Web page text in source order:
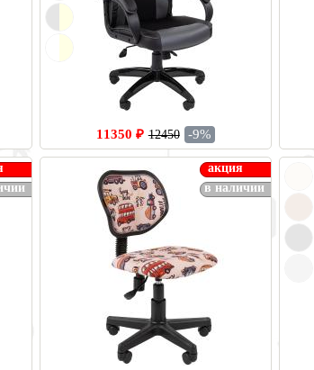
11350 ₽ 12450 -9%
акция
в наличии